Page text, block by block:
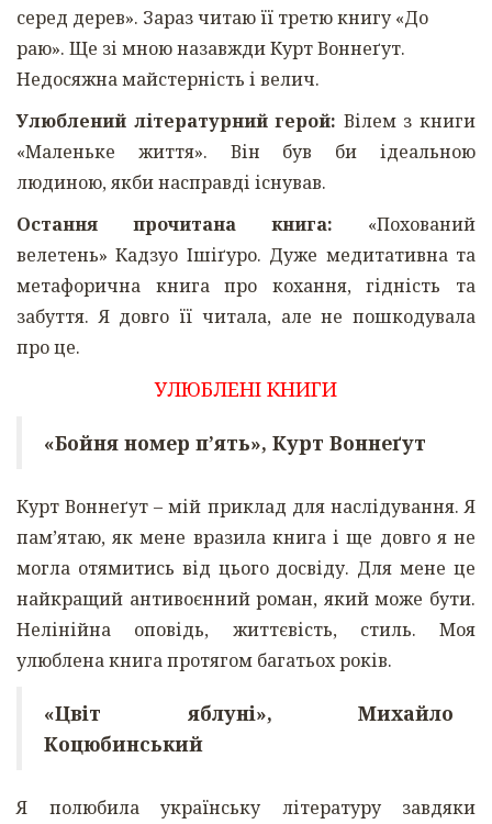
серед дерев». Зараз читаю її третю книгу «До
раю». Ще зі мною назавжди Курт Воннеґут.
Недосяжна майстерність і велич.
Улюблений літературний герой: Вілем з книги
«Маленьке життя». Він був би ідеальною
людиною, якби насправді існував.
Остання прочитана книга: «Похований
велетень» Кадзуо Ішіґуро. Дуже медитативна та
метафорична книга про кохання, гідність та
забуття. Я довго її читала, але не пошкодувала
про це.
УЛЮБЛЕНІ КНИГИ
«Бойня номер п’ять», Курт Воннеґут
Курт Воннеґут – мій приклад для наслідування. Я
пам’ятаю, як мене вразила книга і ще довго я не
могла отямитись від цього досвіду. Для мене це
найкращий антивоєнний роман, який може бути.
Нелінійна оповідь, життєвість, стиль. Моя
улюблена книга протягом багатьох років.
«Цвіт яблуні», Михайло
Коцюбинський
Я полюбила українську літературу завдяки